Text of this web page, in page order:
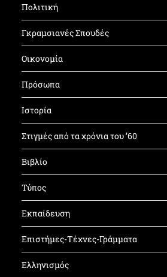
Πολιτική
Γκραμσιανές Σπουδές
Οικονομία
Πρόσωπα
Ιστορία
Στιγμές από τα χρόνια του ’60
Βιβλίο
Τύπος
Εκπαίδευση
Επιστήμες-Τέχνες-Γράμματα
Ελληνισμός